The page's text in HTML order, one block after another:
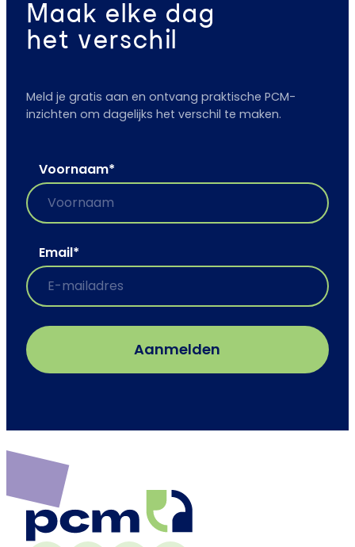
Maak elke dag
het verschil
Meld je gratis aan en ontvang praktische PCM-
inzichten om dagelijks het verschil te maken.
Voornaam*
Email*